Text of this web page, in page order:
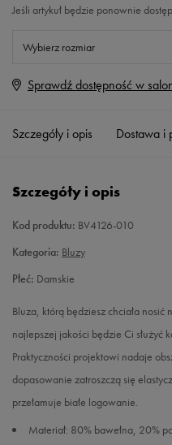
Jeśli artykuł będzie ponownie
Wybierz rozmiar
XS Powiadom o
S Powiadom o
XL
Sprawdź dostępność w
Szczegóły i opis Dostawa i
Szczegóły i opis
Kod produktu: BV4126-010
Kategoria: Bluzy
Płeć: Damskie
Bluza, którą będziesz chciała nosić
najlepszej jakości będzie Ci służyć
Praktyczności projektowi nadaje
dopasowanie zatroszczą się
przełamuje białe logowanie.
Materiał: 80% bawełna, 20%